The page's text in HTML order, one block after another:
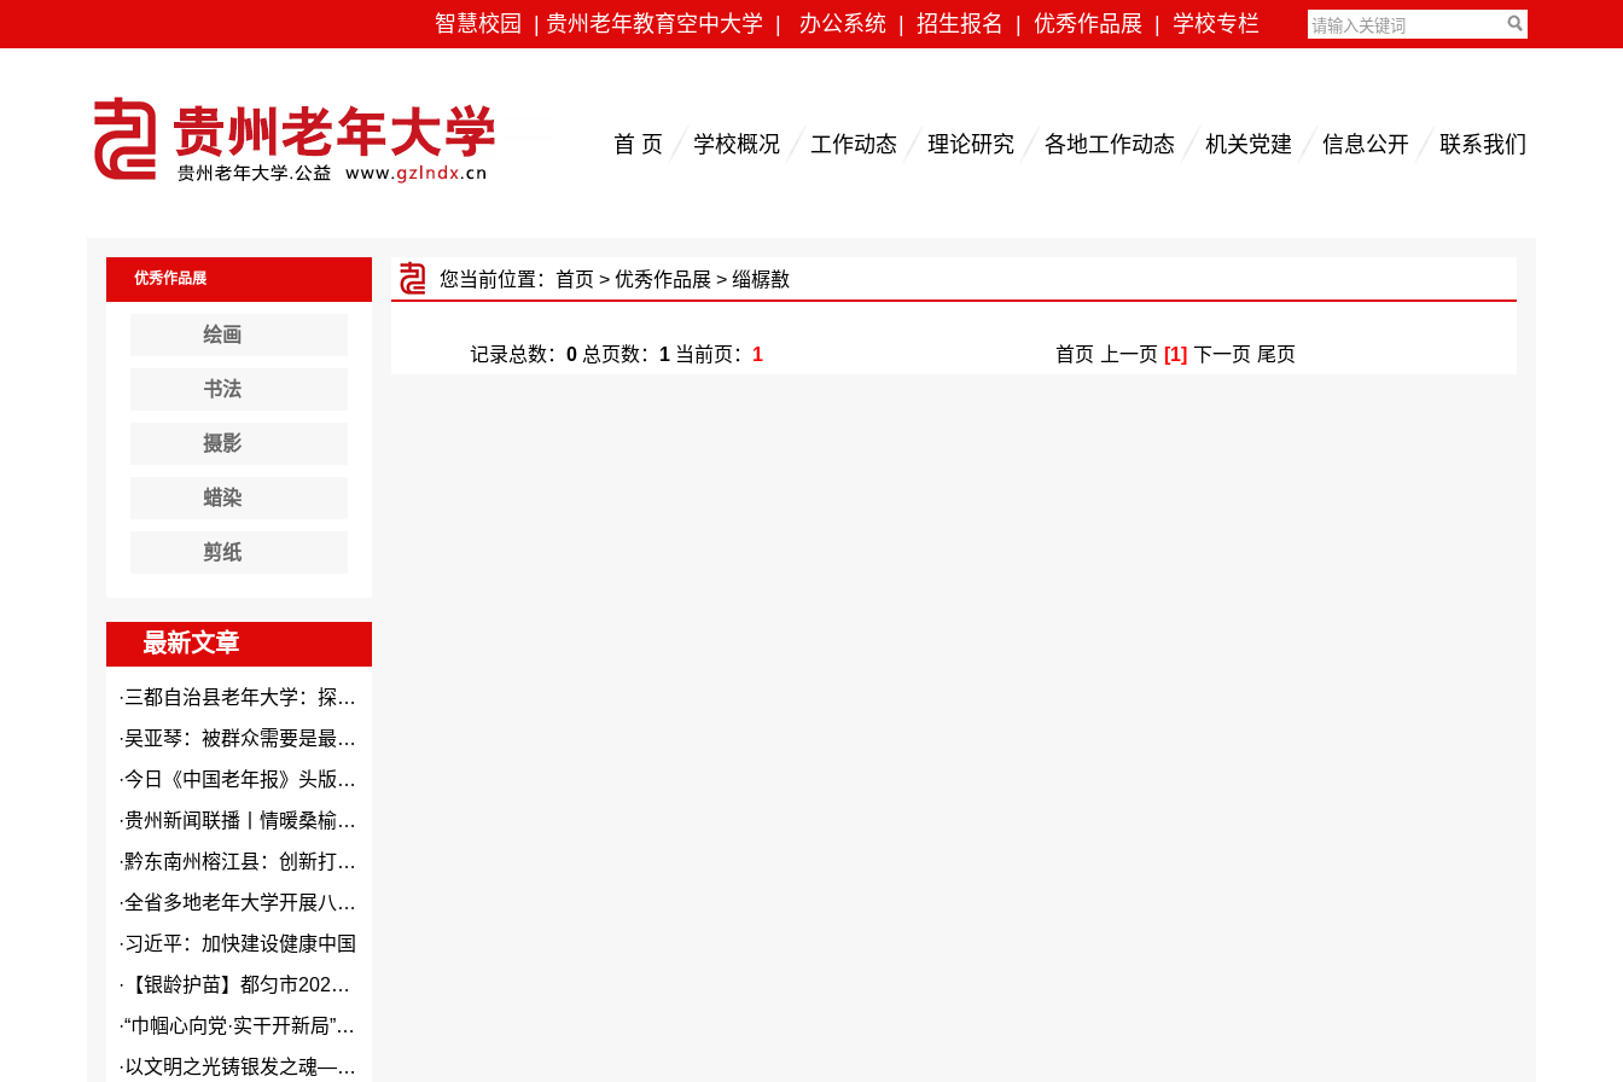
智慧校园 贵州老年教育空中大学 办公系统 招生报名 优秀作品展 学校专栏
首 页 学校概况 工作动态 理论研究 各地工作动态 机关党建 信息公开 联系我们
优秀作品展
绘画
书法
摄影
蜡染
剪纸
最新文章
·三都自治县老年大学：探索“N...
·吴亚琴：被群众需要是最大幸福
·今日《中国老年报》头版头条关...
·贵州新闻联播丨情暖桑榆 “银...
·黔东南州榕江县：创新打造本土...
·全省多地老年大学开展八一建军...
·习近平：加快建设健康中国
· 【银龄护苗】都匀市2026年...
·“巾帼心向党·实干开新局”2...
·以文明之光铸银发之魂——贵州...
您当前位置： 首页 > 优秀作品展 > 缁樼敾
记录总数： 0总页数： 1当前页： 1 首页 上一页 [1] 下一页 尾页